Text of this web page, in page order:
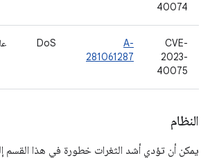
40074
CVE-
2023-
40075
A-
281061287
DoS
النظام
يمكن أن تؤدي أشد الثغرات خطورة في هذا القسم